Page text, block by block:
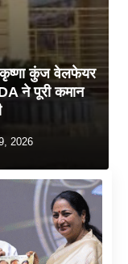
कृष्णा कुंज वेलफेयर
ने पूरी कमान
2026